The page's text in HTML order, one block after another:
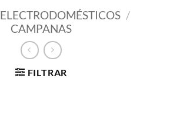
ELECTRODOMÉSTICOS /
CAMPANAS
FILTRAR